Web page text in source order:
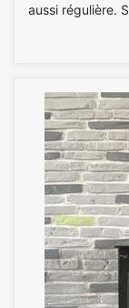
aussi régulière.